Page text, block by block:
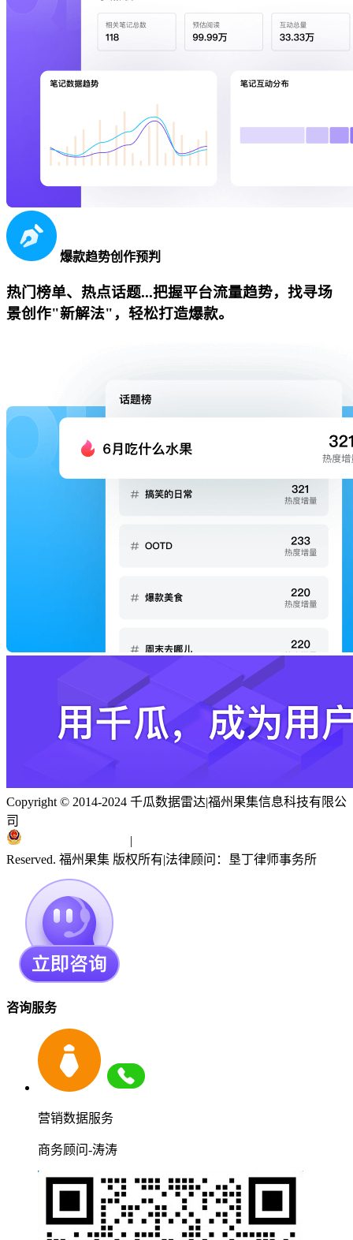
爆款趋势创作预判
热门榜单、热点话题...把握平台流量趋势，找寻场
景创作"新解法"，轻松打造爆款。
Copyright © 2014-2024 千瓜数据雷达|福州果集信息科技有限公
司
|
Reserved. 福州果集 版权所有|法律顾问：垦丁律师事务所
咨询服务
营销数据服务
商务顾问-涛涛